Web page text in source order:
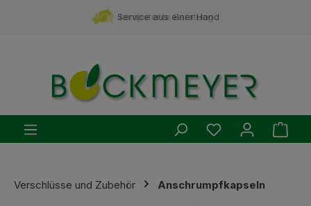
Zum Hauptinhalt springenkompetente Beratung
Service aus einer Hand
Du hast 0
Verschlüsse und Zubehör Anschrumpfkapseln